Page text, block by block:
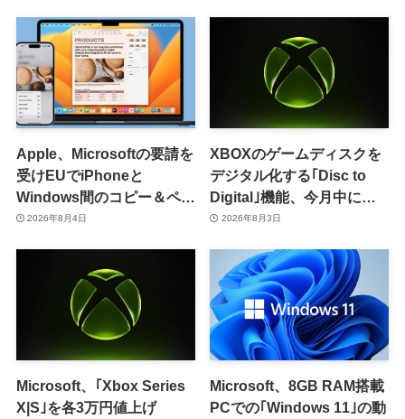
Apple、Microsoftの要請を
受けEUでiPhoneと
Windows間のコピー＆ペー
スト機能を提供へ
2026年8月4日
XBOXのゲームディスクを
デジタル化する｢Disc to
Digital｣機能、今月中に提
供開始か
2026年8月3日
Microsoft、｢Xbox Series
X|S｣を各3万円値上げ
Microsoft、8GB RAM搭載
PCでの｢Windows 11｣の動